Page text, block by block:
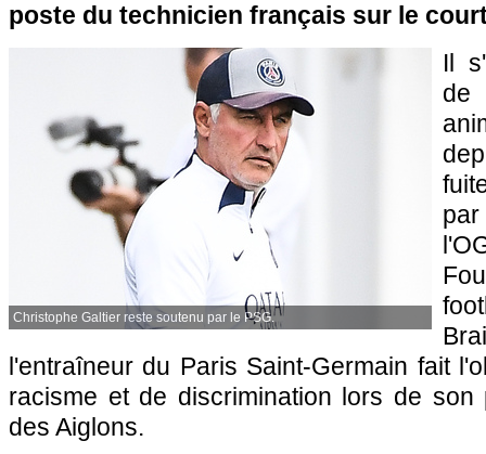
poste du technicien français sur le
Christophe Galtier reste soutenu par le PSG.
Il
de
l'entraîneur du Paris Saint-Germain fait
racisme et de discrimination lors de
des Aiglons.